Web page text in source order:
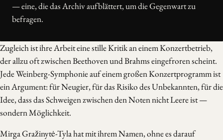
— eine, die das Archiv aufblättert, um die Gegenwart zu
befragen.
Zugleich ist ihre Arbeit eine stille Kritik an einem Konzertbetrieb,
der allzu oft zwischen Beethoven und Brahms eingefroren scheint.
Jede Weinberg-Symphonie auf einem großen Konzertprogramm ist
ein Argument: für Neugier, für das Risiko des Unbekannten, für die
Idee, dass das Schweigen zwischen den Noten nicht Leere ist —
sondern Möglichkeit.
Mirga Gražinytė-Tyla hat mit ihrem Namen, ohne es darauf